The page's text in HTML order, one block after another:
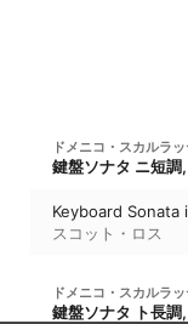
ドメニコ・スカルラッ
鍵盤ソナタ ニ短調
Keyboard Sonata
スコット・ロス
ドメニコ・スカルラッ
鍵盤ソナタ ト長